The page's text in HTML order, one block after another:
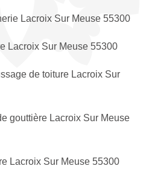
Lacroix Sur Meuse 55300
Lacroix Sur Meuse 55300
de toiture Lacroix Sur
gouttière Lacroix Sur Meuse
Lacroix Sur Meuse 55300